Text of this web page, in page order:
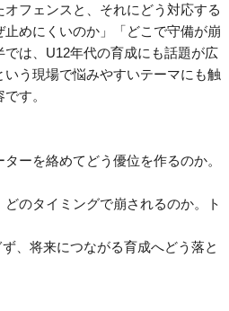
フェンスと、それにどう対応する
めにくいのか」「どこで守備が崩
は、U12年代の育成にも話題が広
う現場で悩みやすいテーマにも触
す。
ーを絡めてどう優位を作るのか。
のタイミングで崩されるのか。ト
、将来につながる育成へどう落と